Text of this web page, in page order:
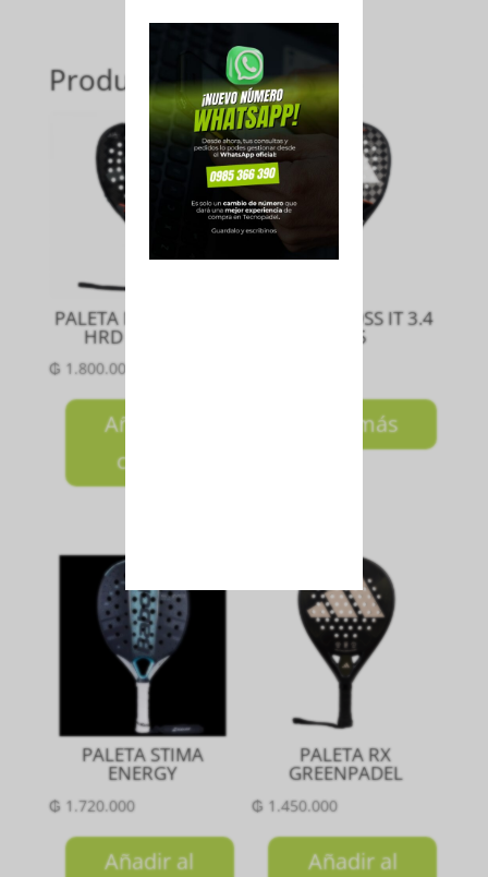
Productos relacionados
PALETA METALBONE
HRD 3.4 2025
₲1.800.000
Añadir al
carrito
¡Agotado!
PALETA CROSS IT 3.4
2025
Leer más
PALETA STIMA
ENERGY
₲1.720.000
Añadir al
PALETA RX
GREENPADEL
₲ 1.450.000
Añadir al